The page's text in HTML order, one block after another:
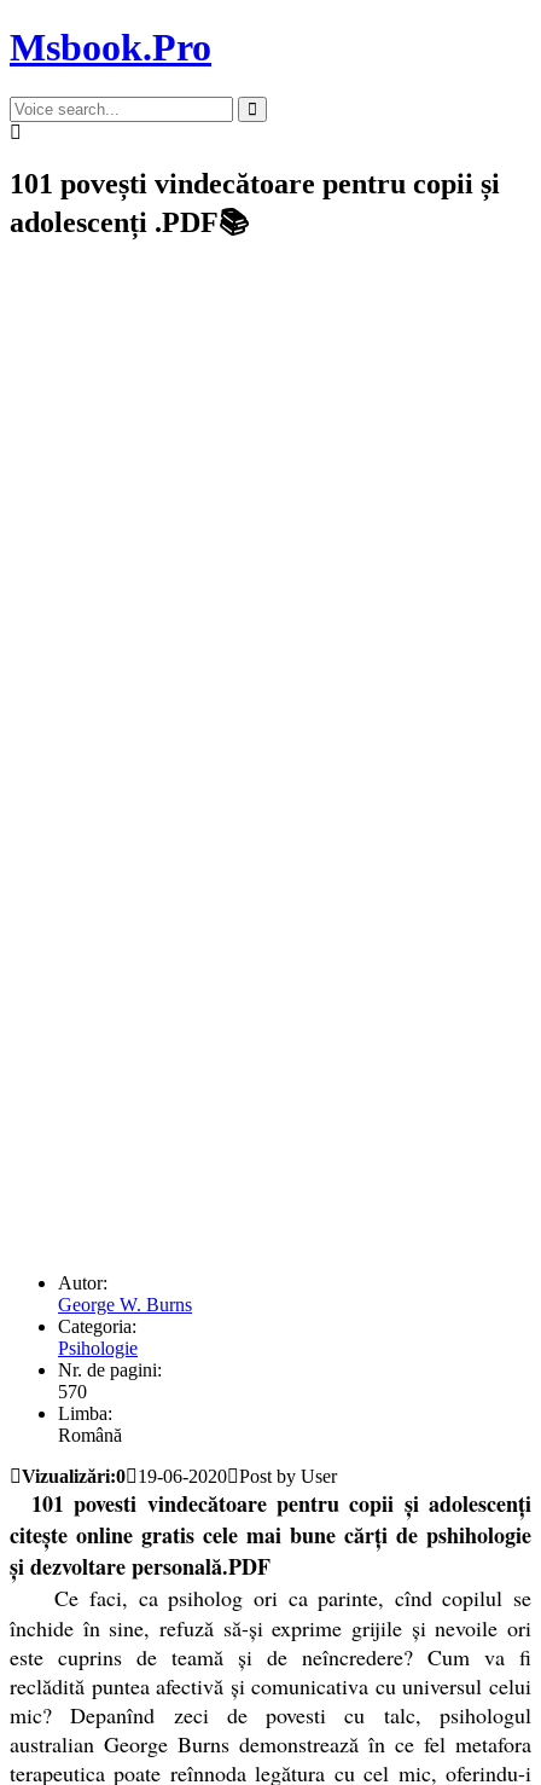
Msbook.Pro
101 povești vindecătoare pentru copii și
adolescenți .PDF📚
Autor:
George W. Burns
Categoria:
Psihologie
Nr. de pagini:
570
Limba:
Română
Vizualizări:0
19-06-2020 Post by User
101 povesti vindecătoare pentru copii și adolescenți
citește online gratis cele mai bune cărți de pshihologie
și dezvoltare personală.PDF
Ce faci, ca psiholog ori ca parinte, cînd copilul se
închide în sine, refuză să-și exprime grijile și nevoile ori
este cuprins de teamă și de neîncredere? Cum va fi
reclădită puntea afectivă și comunicativa cu universul celui
mic? Depanînd zeci de povesti cu talc, psihologul
australian George Burns demonstrează în ce fel metafora
terapeutica poate reînnoda legătura cu cel mic, oferindu-i